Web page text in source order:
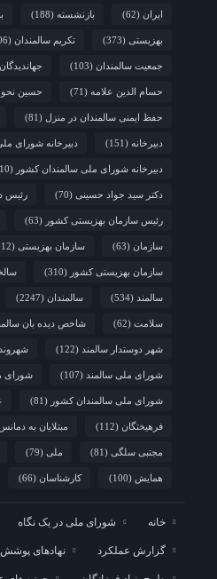
فارس/ سه‌گانه افتتاح
بهزیستی؛ پاسداشت مقام
ایران (62) بازنشسته (188)
بهزیستی (373) تکریم سالمندان (106)
جمعیت سالمندان (103) جهاندیدگان
حسام الدین علامه (71) حسین
حفظ ایمنی سالمندان در منزل (81)
دبیرخانه (151) دبیرخانه شورای
دبیرخانه شورای ملی سالمندان کشور (110)
دکتر سید جواد حسینی (70) رئیس
رئیس سازمان بهزیستی کشور (63)
سازمان (63) سازمان بهزیستی (112)
سازمان بهزیستی کشور (310)
سالمند (534) سالمندان (2247)
سلامت (62) شاخص دیده بان
شهر دوستدار سالمند (122) شهروند
شورای ملی سالمند (107) شورای
شورای ملی سالمندان کشور (81)
فرهیختگان (112) مبتلایان به دمانس
مجتبی سلگی (81) ملی (79)
همایش (100) کارشناسان (66)
خانه شورای ملی در یک نگاه
گزارش عملکرد نهادهای پوشش